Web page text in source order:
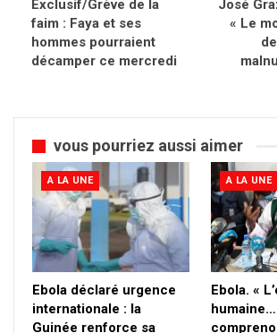
Exclusif/Grève de la
faim : Faya et ses
hommes pourraient
décamper ce mercredi
José
« Le
vous pourriez aussi aimer
A LA UNE
Ebola déclaré urgence
internationale : la
Guinée renforce sa
A LA UNE
Ebola. «